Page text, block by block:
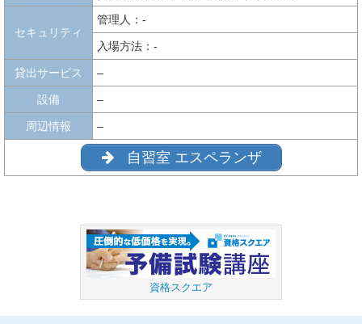
セキュリティ
管理人：-
入場方法：-
貸出サービス –
設備 –
周辺情報 –
自習室 エスペランザ
資格スクエア